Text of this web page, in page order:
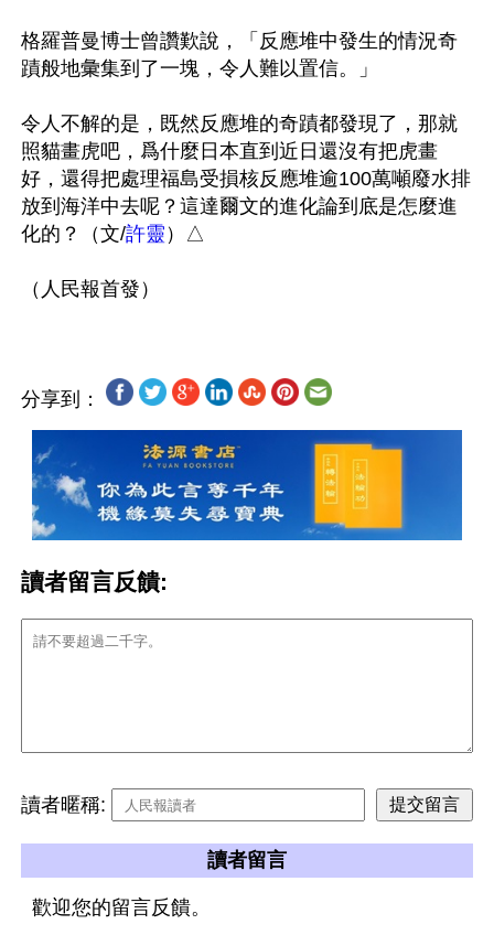
格羅普曼博士曾讚歎說，「反應堆中發生的情況奇
蹟般地彙集到了一塊，令人難以置信。」
令人不解的是，既然反應堆的奇蹟都發現了，那就
照貓畫虎吧，爲什麼日本直到近日還沒有把虎畫
好，還得把處理福島受損核反應堆逾100萬噸廢水排
放到海洋中去呢？這達爾文的進化論到底是怎麼進
化的？（文/許靈 ）△
分享到：
讀者留言反饋:
讀者暱稱:
讀者留言
歡迎您的留言反饋。